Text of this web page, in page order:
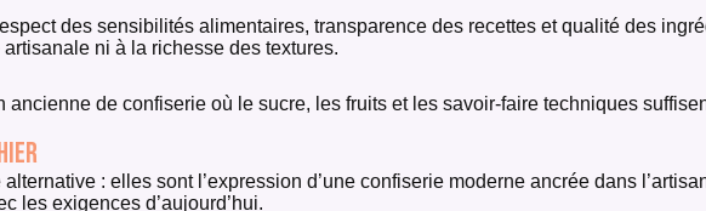
des sensibilités alimentaires, transparence des recettes et qualité des
ni à la richesse des textures.
de confiserie où le sucre, les fruits et les savoir-faire techniques
: elles sont l’expression d’une confiserie moderne ancrée dans
les exigences d’aujourd’hui.